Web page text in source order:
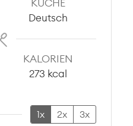
KÜCHE
Deutsch
KALORIEN
273 kcal
1x 2x 3x